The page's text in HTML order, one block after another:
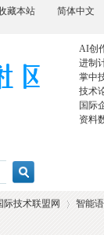
藏本站 简体中文
AI创
进制
掌中
技术
国际
资料
际技术联盟网 智能